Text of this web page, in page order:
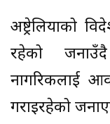
अष्ट्रेलियाको
रहेको जनाउँदै
नागरिकलाई
गराइरहेको